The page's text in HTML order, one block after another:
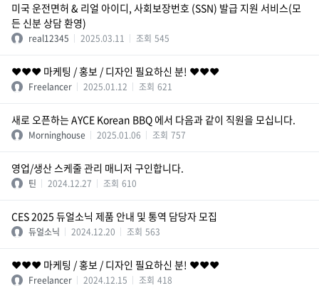
미국 운전면허 & 리얼 아이디, 사회보장번호 (SSN) 발급 지원 서비스(모
든 신분 상담 환영)
real12345 2025.03.11 조회 545
❤️❤️❤️ 마케팅 / 홍보 / 디자인 필요하신 분! ❤️❤️❤️
Freelancer 2025.01.12 조회 621
새로 오픈하는 AYCE Korean BBQ 에서 다음과 같이 직원을 모십니다.
Morninghouse 2025.01.06 조회 757
영업/생산 스케줄 관리 매니저 구인합니다.
틴 2024.12.27 조회 610
CES 2025 듀얼소닉 제품 안내 및 통역 담당자 모집
듀얼소닉 2024.12.20 조회 563
❤️❤️❤️ 마케팅 / 홍보 / 디자인 필요하신 분! ❤️❤️❤️
Freelancer 2024.12.15 조회 418